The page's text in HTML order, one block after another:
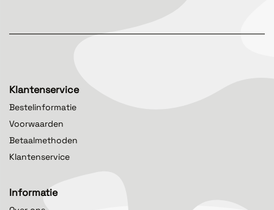
Klantenservice
Bestelinformatie
Voorwaarden
Betaalmethoden
Klantenservice
Informatie